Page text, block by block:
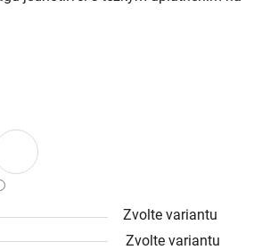
Zvolte variantu
Zvolte variantu